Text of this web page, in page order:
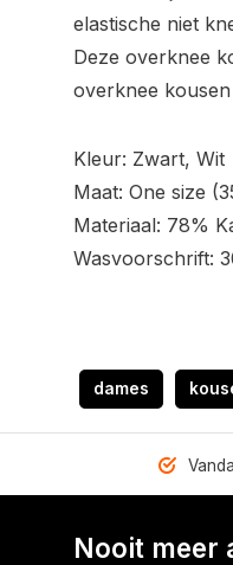
elastische niet
Deze overknee
overknee
Kleur: Zwart, Wit
Maat: One size
Materiaal: 78%
Wasvoorschrift:
dames
Nooit meer